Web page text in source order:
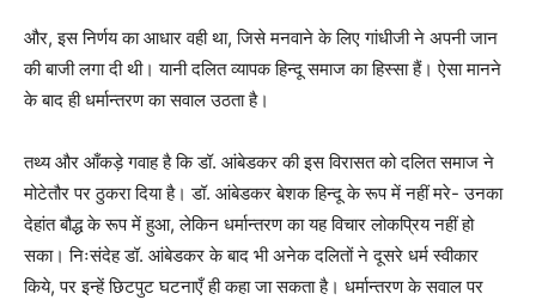
और, इस निर्णय का आधार वही था, जिसे मनवाने के लिए गांधीजी ने अपनी जान
की बाजी लगा दी थी। यानी दलित व्यापक हिन्दू समाज का हिस्सा हैं। ऐसा मानने
के बाद ही धर्मान्तरण का सवाल उठता है।
तथ्य और आँकड़े गवाह है कि डॉ. आंबेडकर की इस विरासत को दलित समाज ने
मोटेतौर पर ठुकरा दिया है। डॉ. आंबेडकर बेशक हिन्दू के रूप में नहीं मरे- उनका
देहांत बौद्ध के रूप में हुआ, लेकिन धर्मान्तरण का यह विचार लोकप्रिय नहीं हो
सका। निःसंदेह डॉ. आंबेडकर के बाद भी अनेक दलितों ने दूसरे धर्म स्वीकार
किये, पर इन्हें छिटपुट घटनाएँ ही कहा जा सकता है। धर्मान्तरण के सवाल पर